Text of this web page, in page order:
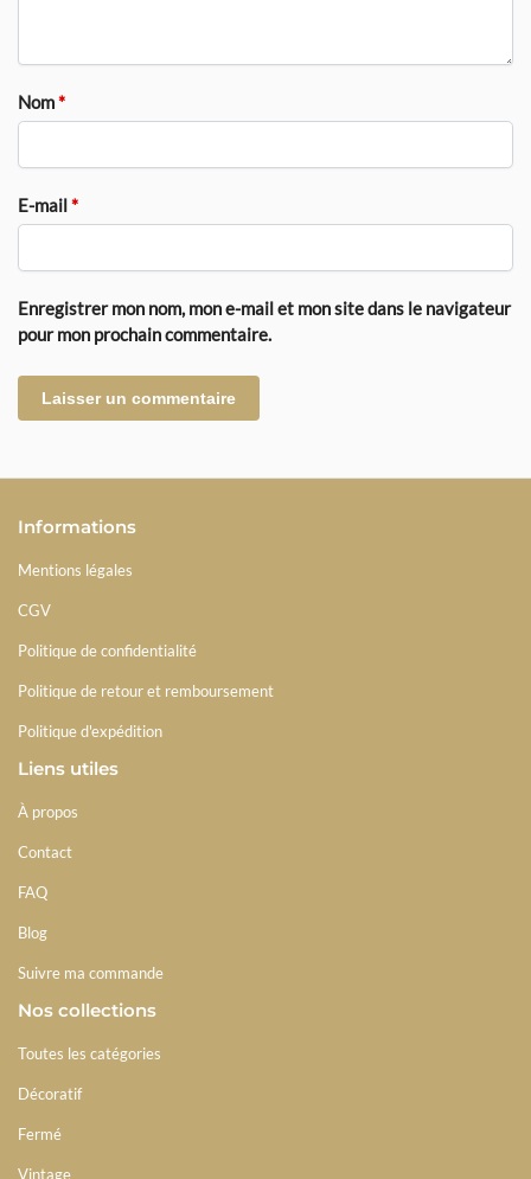
Nom*
E-mail*
Enregistrer mon nom, mon e-mail et mon site dans le navigateur
pour mon prochain commentaire.
Informations
Mentions légales
CGV
Politique de confidentialité
Politique de retour et remboursement
Politique d'expédition
Liens utiles
À propos
Contact
FAQ
Blog
Suivre ma commande
Nos collections
Toutes les catégories
Décoratif
Fermé
Vintage